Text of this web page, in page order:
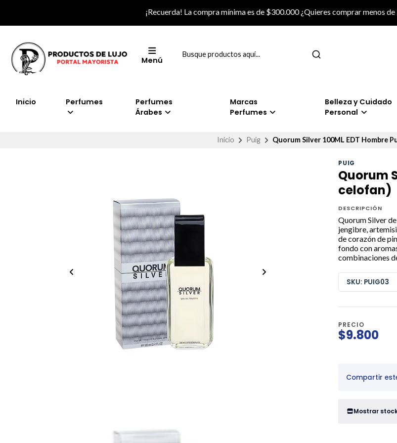
¡Recuerda! La compra mínima es de $300.000 ¿Quieres comprar menos
Menú
Inicio Perfumes
Perfumes
Árabes
Marcas
Perfumes
Belleza y Cuidado
Personal
Inicio Puig Quorum Silver 100ML EDT Hombre
PUIG
Quorum
celofan)
DESCRIPCIÓN
Quorum Silver
jengibre,
de corazón de
fondo con
combinaciones
SKU: PUIG03
PRECIO
$9.800
Compartir
Mostrar